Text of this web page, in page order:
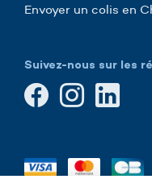
Envoyer un colis en
Suivez-nous sur les